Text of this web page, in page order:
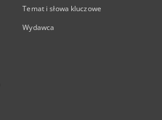
Temat i słowa kluczowe
Wydawca